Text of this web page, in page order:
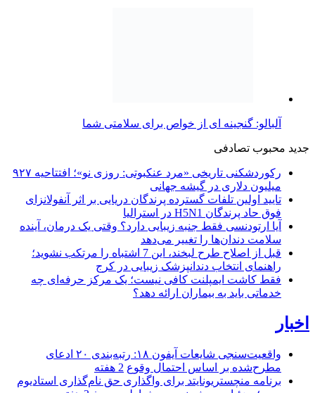
آلبالو: گنجینه ای از خواص برای سلامتی شما
جدید محبوب تصادفی
رکوردشکنی تاریخی «مرد عنکبوتی: روزی نو»؛ افتتاحیه ۹۲۷
میلیون دلاری در گیشه جهانی
تایید اولین تلفات گسترده پرندگان دریایی بر اثر آنفولانزای
فوق حاد پرندگان H5N1 در استرالیا
آیا ارتودنسی فقط جنبه زیبایی دارد؟ وقتی یک درمان، آینده
سلامت دندان‌ها را تغییر می‌دهد
قبل از اصلاح طرح لبخند، این 7 اشتباه را مرتکب نشوید؛
راهنمای انتخاب دندانپزشک زیبایی در کرج
فقط کاشت ایمپلنت کافی نیست؛ یک مرکز حرفه‌ای چه
خدماتی باید به بیماران ارائه دهد؟
اخبار
واقعیت‌سنجی شایعات آیفون ۱۸: رتبه‌بندی ۲۰ ادعای
مطرح‌شده بر اساس احتمال وقوع 2 هفته
برنامه منچستریونایتد برای واگذاری حق نام‌گذاری استادیوم